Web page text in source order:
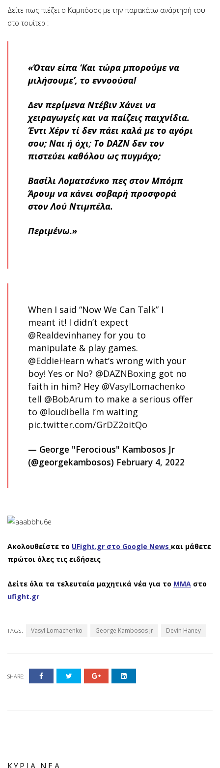
Δείτε πως πιέζει ο Καμπόσος με την παρακάτω ανάρτησή του
στο τουίτερ :
«Όταν είπα ‘Και τώρα μπορούμε να
μιλήσουμε’, το εννοούσα!
Δεν περίμενα Ντέβιν Χάνει να
χειραγωγείς και να παίζεις παιχνίδια.
Έντι Χέρν τί δεν πάει καλά με το αγόρι
σου; Ναι ή όχι; Το DAZN δεν τον
πιστεύει καθόλου ως πυγμάχο;
Βασίλι Λοματσένκο πες στον Μπόμπ
Άρουμ να κάνει σοβαρή προσφορά
στον Λού Ντιμπέλα.
Περιμένω.»
When I said “Now We Can Talk” I
meant it! I didn’t expect
@Realdevinhaney for you to
manipulate & play games.
@EddieHearn what’s wrong with your
boy! Yes or No? @DAZNBoxing got no
faith in him? Hey @VasylLomachenko
tell @BobArum to make a serious offer
to @loudibella I’m waiting
pic.twitter.com/GrDZ2oitQo
— George "Ferocious" Kambosos Jr
(@georgekambosos) February 4, 2022
Ακολουθείστε το UFight.gr στο Google News και μάθετε
πρώτοι όλες τις ειδήσεις
Δείτε όλα τα τελευταία μαχητικά νέα για το ΜΜΑ στο
ufight.gr
TAGS: Vasyl Lomachenko George Kambosos jr Devin Haney
SHARE: